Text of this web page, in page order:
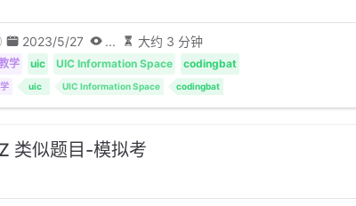
2023/5/27 ... 大约 3 分钟
学 uic UIC Information Space codingbat
uic UIC Information Space codingbat
类似题目-模拟考